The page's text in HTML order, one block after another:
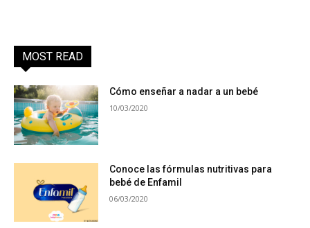
MOST READ
Cómo enseñar a nadar a un bebé
10/03/2020
Conoce las fórmulas nutritivas para
bebé de Enfamil
06/03/2020